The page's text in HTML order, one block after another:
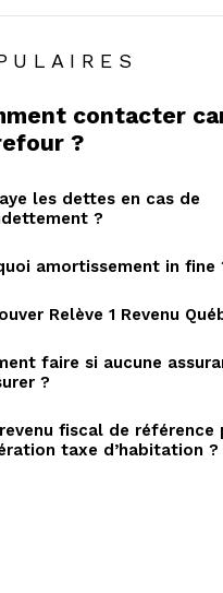
contacter
?
les dettes en cas de
?
amortissement in fine
Relève 1 Revenu
faire si aucune
?
fiscal de référence
taxe d’habitation ?